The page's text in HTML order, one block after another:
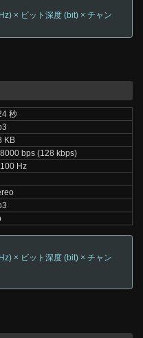
× ビット深度 (bit) × チャン
秒
KB
bps (128 kbps)
Hz
× ビット深度 (bit) × チャン